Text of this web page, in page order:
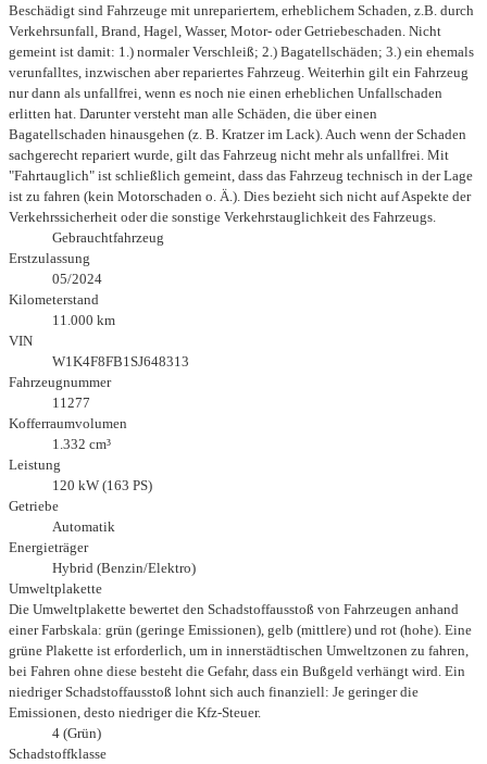
Beschädigt sind Fahrzeuge mit unrepariertem, erheblichem Schaden, z.B. durch
Verkehrsunfall, Brand, Hagel, Wasser, Motor- oder Getriebeschaden. Nicht
gemeint ist damit: 1.) normaler Verschleiß; 2.) Bagatellschäden; 3.) ein ehemals
verunfalltes, inzwischen aber repariertes Fahrzeug. Weiterhin gilt ein Fahrzeug
nur dann als unfallfrei, wenn es noch nie einen erheblichen Unfallschaden
erlitten hat. Darunter versteht man alle Schäden, die über einen
Bagatellschaden hinausgehen (z. B. Kratzer im Lack). Auch wenn der Schaden
sachgerecht repariert wurde, gilt das Fahrzeug nicht mehr als unfallfrei. Mit
"Fahrtauglich" ist schließlich gemeint, dass das Fahrzeug technisch in der Lage
ist zu fahren (kein Motorschaden o. Ä.). Dies bezieht sich nicht auf Aspekte der
Verkehrssicherheit oder die sonstige Verkehrstauglichkeit des Fahrzeugs.
Gebrauchtfahrzeug
Erstzulassung
05/2024
Kilometerstand
11.000 km
VIN
W1K4F8FB1SJ648313
Fahrzeugnummer
11277
Kofferraumvolumen
1.332 cm³
Leistung
120 kW (163 PS)
Getriebe
Automatik
Energieträger
Hybrid (Benzin/Elektro)
Umweltplakette
Die Umweltplakette bewertet den Schadstoffausstoß von Fahrzeugen anhand
einer Farbskala: grün (geringe Emissionen), gelb (mittlere) und rot (hohe). Eine
grüne Plakette ist erforderlich, um in innerstädtischen Umweltzonen zu fahren,
bei Fahren ohne diese besteht die Gefahr, dass ein Bußgeld verhängt wird. Ein
niedriger Schadstoffausstoß lohnt sich auch finanziell: Je geringer die
Emissionen, desto niedriger die Kfz-Steuer.
4 (Grün)
Schadstoffklasse